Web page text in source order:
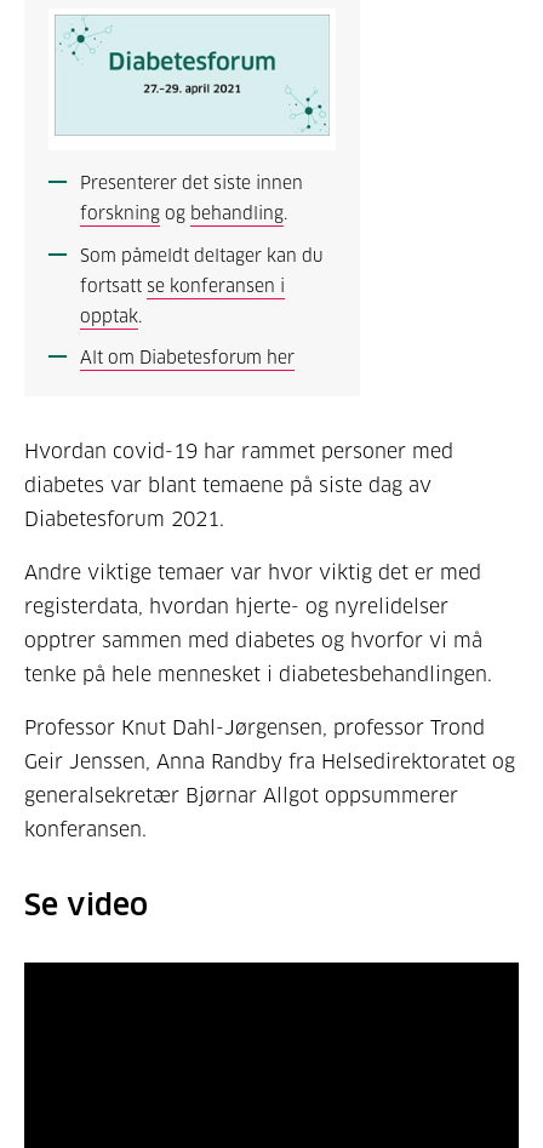
Presenterer det siste innen
forskning og behandling.
Som påmeldt deltager kan du
fortsatt se konferansen i
opptak.
Alt om Diabetesforum her
Hvordan covid-19 har rammet personer med
diabetes var blant temaene på siste dag av
Diabetesforum 2021.
Andre viktige temaer var hvor viktig det er med
registerdata, hvordan hjerte- og nyrelidelser
opptrer sammen med diabetes og hvorfor vi må
tenke på hele mennesket i diabetesbehandlingen.
Professor Knut Dahl-Jørgensen, professor Trond
Geir Jenssen, Anna Randby fra Helsedirektoratet og
generalsekretær Bjørnar Allgot oppsummerer
konferansen.
Se video